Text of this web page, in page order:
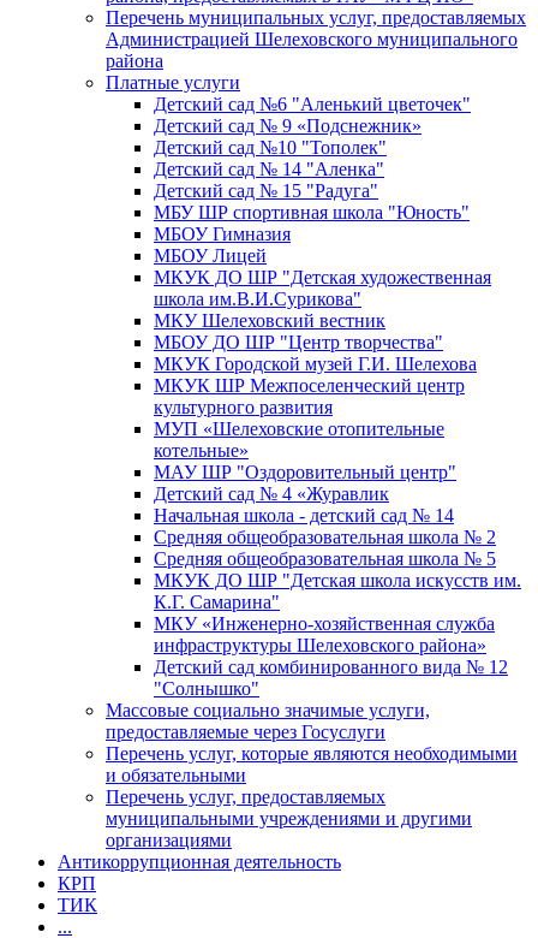
Перечень муниципальных услуг, предоставляемых
Администрацией Шелеховского муниципального
района
Платные услуги
Детский сад №6 "Аленький цветочек"
Детский сад № 9 «Подснежник»
Детский сад №10 "Тополек"
Детский сад № 14 "Аленка"
Детский сад № 15 "Радуга"
МБУ ШР спортивная школа "Юность"
МБОУ Гимназия
МБОУ Лицей
МКУК ДО ШР "Детская художественная
школа им.В.И.Сурикова"
МКУ Шелеховский вестник
МБОУ ДО ШР "Центр творчества"
МКУК Городской музей Г.И. Шелехова
МКУК ШР Межпоселенческий центр
культурного развития
МУП «Шелеховские отопительные
котельные»
МАУ ШР "Оздоровительный центр"
Детский сад № 4 «Журавлик
Начальная школа - детский сад № 14
Средняя общеобразовательная школа № 2
Средняя общеобразовательная школа № 5
МКУК ДО ШР "Детская школа искусств им.
К.Г. Самарина"
МКУ «Инженерно-хозяйственная служба
инфраструктуры Шелеховского района»
Детский сад комбинированного вида № 12
"Солнышко"
Массовые социально значимые услуги,
предоставляемые через Госуслуги
Перечень услуг, которые являются необходимыми
и обязательными
Перечень услуг, предоставляемых
муниципальными учреждениями и другими
организациями
Антикоррупционная деятельность
КРП
ТИК
...